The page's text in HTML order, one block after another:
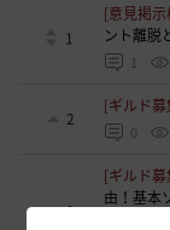
1
[意見掲示
ント離脱
1
2
[ギルド募
0
1
[ギルド
由！基本